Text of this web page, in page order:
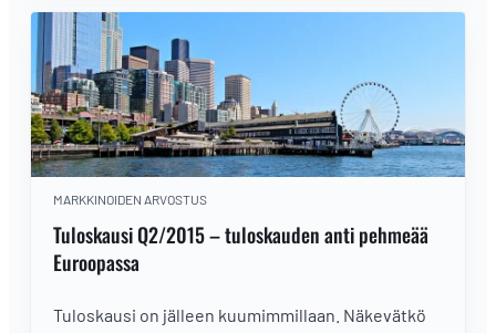
MARKKINOIDEN ARVOSTUS
Tuloskausi Q2/2015 – tuloskauden anti pehmeää
Euroopassa
Tuloskausi on jälleen kuumimmillaan. Näkevätkö